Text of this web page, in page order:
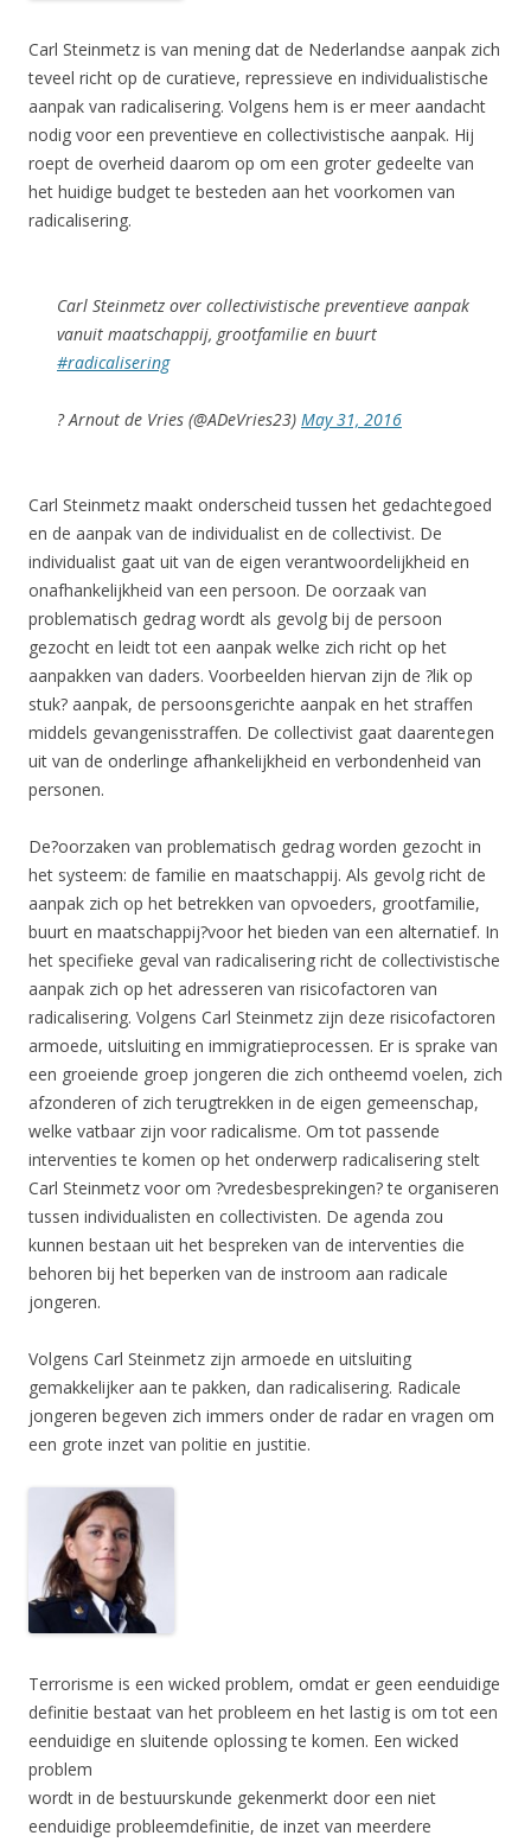
Carl Steinmetz is van mening dat de Nederlandse aanpak zich
teveel richt op de curatieve, repressieve en individualistische
aanpak van radicalisering. Volgens hem is er meer aandacht
nodig voor een preventieve en collectivistische aanpak. Hij
roept de overheid daarom op om een groter gedeelte van
het huidige budget te besteden aan het voorkomen van
radicalisering.
Carl Steinmetz over collectivistische preventieve aanpak
vanuit maatschappij, grootfamilie en buurt
#radicalisering
? Arnout de Vries (@ADeVries23) May 31, 2016
Carl Steinmetz maakt onderscheid tussen het gedachtegoed
en de aanpak van de individualist en de collectivist. De
individualist gaat uit van de eigen verantwoordelijkheid en
onafhankelijkheid van een persoon. De oorzaak van
problematisch gedrag wordt als gevolg bij de persoon
gezocht en leidt tot een aanpak welke zich richt op het
aanpakken van daders. Voorbeelden hiervan zijn de ?lik op
stuk? aanpak, de persoonsgerichte aanpak en het straffen
middels gevangenisstraffen. De collectivist gaat daarentegen
uit van de onderlinge afhankelijkheid en verbondenheid van
personen.
De?oorzaken van problematisch gedrag worden gezocht in
het systeem: de familie en maatschappij. Als gevolg richt de
aanpak zich op het betrekken van opvoeders, grootfamilie,
buurt en maatschappij?voor het bieden van een alternatief. In
het specifieke geval van radicalisering richt de collectivistische
aanpak zich op het adresseren van risicofactoren van
radicalisering. Volgens Carl Steinmetz zijn deze risicofactoren
armoede, uitsluiting en immigratieprocessen. Er is sprake van
een groeiende groep jongeren die zich ontheemd voelen, zich
afzonderen of zich terugtrekken in de eigen gemeenschap,
welke vatbaar zijn voor radicalisme. Om tot passende
interventies te komen op het onderwerp radicalisering stelt
Carl Steinmetz voor om ?vredesbesprekingen? te organiseren
tussen individualisten en collectivisten. De agenda zou
kunnen bestaan uit het bespreken van de interventies die
behoren bij het beperken van de instroom aan radicale
jongeren.
Volgens Carl Steinmetz zijn armoede en uitsluiting
gemakkelijker aan te pakken, dan radicalisering. Radicale
jongeren begeven zich immers onder de radar en vragen om
een grote inzet van politie en justitie.
Terrorisme is een wicked problem, omdat er geen eenduidige
definitie bestaat van het probleem en het lastig is om tot een
eenduidige en sluitende oplossing te komen. Een wicked
problem
wordt in de bestuurskunde gekenmerkt door een niet
eenduidige probleemdefinitie, de inzet van meerdere